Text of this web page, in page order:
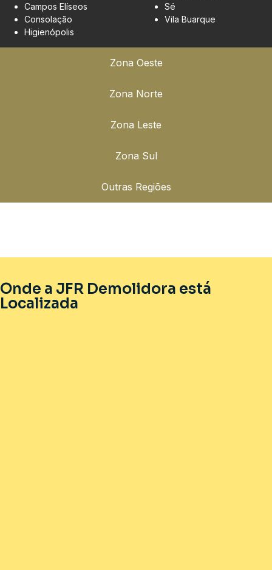
Zona Oeste
Zona Norte
Zona Leste
Zona Sul
Outras Regiões
Campos Elíseos
Consolação
Higienópolis
Sé
Vila Buarque
Onde a JFR Demolidora está
Localizada